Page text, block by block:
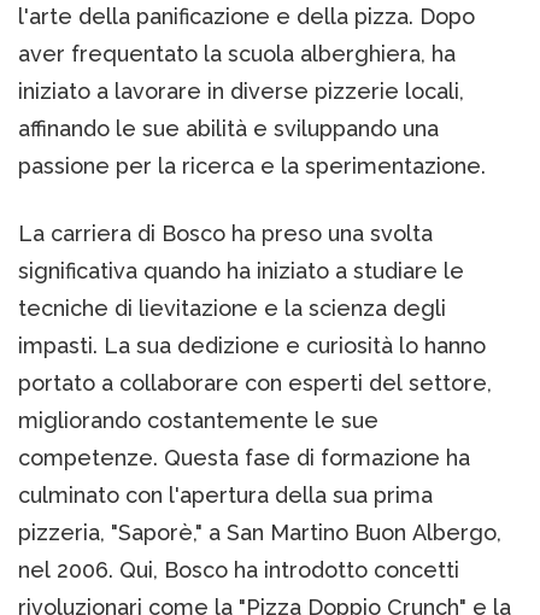
l'arte della panificazione e della pizza. Dopo
aver frequentato la scuola alberghiera, ha
iniziato a lavorare in diverse pizzerie locali,
affinando le sue abilità e sviluppando una
passione per la ricerca e la sperimentazione.
La carriera di Bosco ha preso una svolta
significativa quando ha iniziato a studiare le
tecniche di lievitazione e la scienza degli
impasti. La sua dedizione e curiosità lo hanno
portato a collaborare con esperti del settore,
migliorando costantemente le sue
competenze. Questa fase di formazione ha
culminato con l'apertura della sua prima
pizzeria, "Saporè," a San Martino Buon Albergo,
nel 2006. Qui, Bosco ha introdotto concetti
rivoluzionari come la "Pizza Doppio Crunch" e la